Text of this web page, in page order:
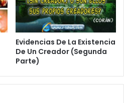
Evidencias De La Existencia
De Un Creador (Segunda
Parte)